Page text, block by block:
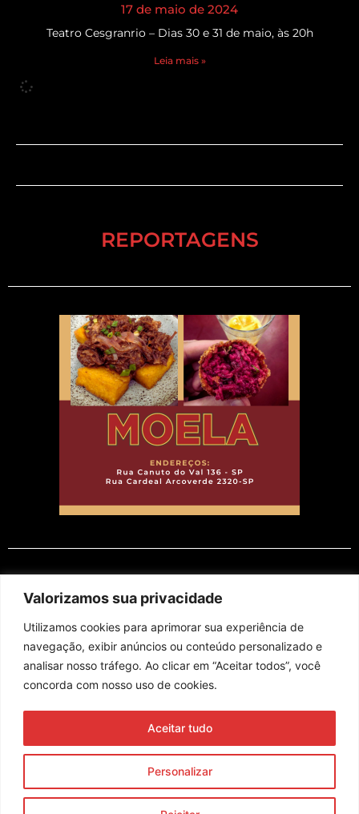
Valorizamos sua privacidade
Utilizamos cookies para aprimorar sua experiência de
navegação, exibir anúncios ou conteúdo personalizado e
analisar nosso tráfego. Ao clicar em “Aceitar todos”, você
concorda com nosso uso de cookies.
Personalizar
Aceitar tudo
17 de maio de 2024
Teatro Cesgranrio – Dias 30 e 31 de maio, às 20h
Leia mais »
REPORTAGENS
EM CARTAZ
Assine nossa newsletter
Enviar